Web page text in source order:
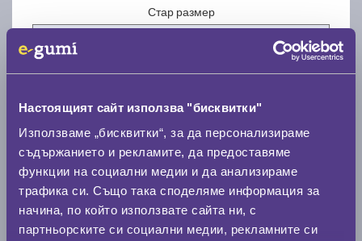
Настоящият сайт използва "бисквитки"
Използваме „бисквитки“, за да персонализираме
съдържанието и рекламите, да предоставяме
функции на социални медии и да анализираме
трафика си. Също така споделяме информация за
начина, по който използвате сайта ни, с
партньорските си социални медии, рекламните си
Стар размер
Нов размер